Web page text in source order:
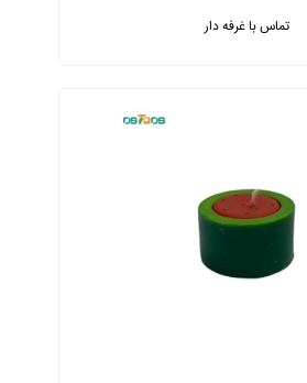
تماس با غرفه دار